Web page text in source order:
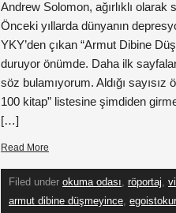
Andrew Solomon, ağırlıklı
Önceki yıllarda dünyanın
YKY’den çıkan “Armut Dibine
duruyor önümde. Daha ilk
söz bulamıyorum. Aldığı sayısız
100 kitap” listesine şimdiden
[…]
Read More
Filed under okuma odası, röportaj,
armut dibine düşmeyince, egoistokur